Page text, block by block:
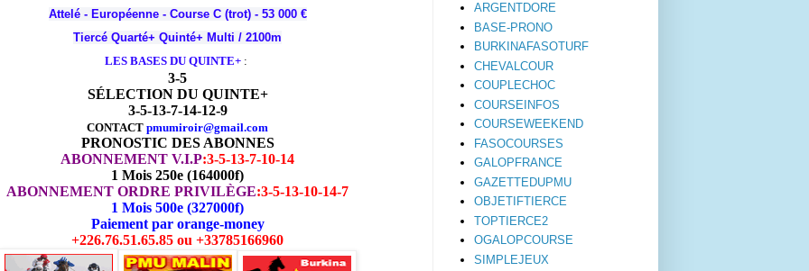
Attelé - Européenne - Course C (trot) - 53 000 €
Tiercé Quarté+ Quinté+ Multi / 2100m
LES BASES DU QUINTE+ :
3-5
SÉLECTION DU QUINTE+
3-5-13-7-14-12-9
CONTACT pmumiroir@gmail.com
PRONOSTIC DES ABONNES
ABONNEMENT V.I.P:3-5-13-7-10-14
1 Mois 250e (164000f)
ABONNEMENT ORDRE PRIVILÈGE:3-5-13-10-14-7
1 Mois 500e (327000f)
Paiement par orange-money
+226.76.51.65.85 ou +33785166960
ARGENTDORE
BASE-PRONO
BURKINAFASOTURF
CHEVALCOUR
COUPLECHOC
COURSEINFOS
COURSEWEEKEND
FASOCOURSES
GALOPFRANCE
GAZETTEDUPMU
OBJETIFTIERCE
TOPTIERCE2
OGALOPCOURSE
SIMPLEJEUX